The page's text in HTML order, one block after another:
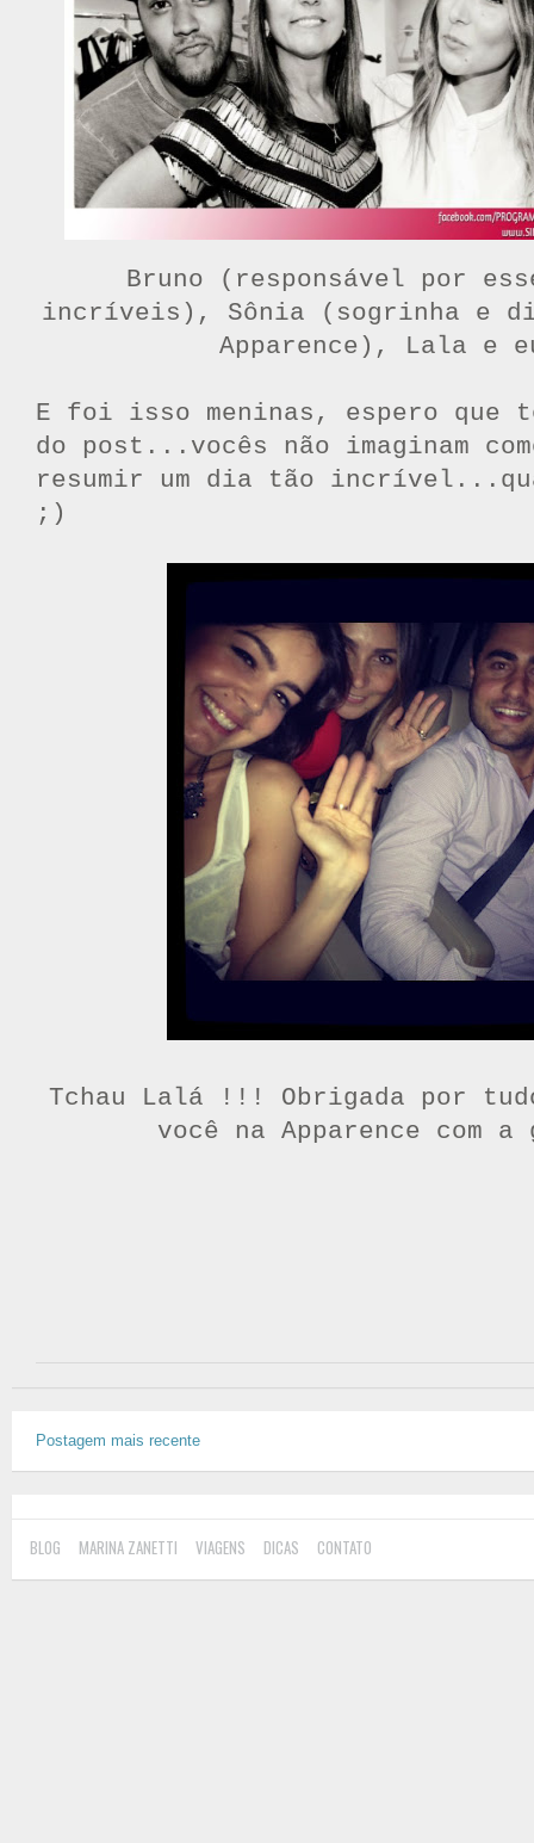
Bruno (responsável por
incríveis), Sônia (sogrinha e
Apparence), Lala e
E foi isso meninas, espero que
do post...vocês não imaginam
resumir um dia tão
;)
Tchau Lalá !!! Obrigada por
você na Apparence com
Postagem mais recente
BLOG MARINA ZANETTI VIAGENS DICAS CONTATO